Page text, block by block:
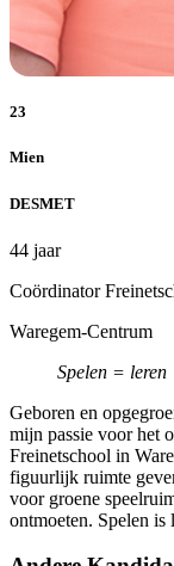
23
Mien
DESMET
44 jaar
Coördinator
Waregem-Centrum
Spelen = leren
Geboren en
mijn passie voor het
Freinetschool in
figuurlijk ruimte
voor groene
ontmoeten. Spelen is